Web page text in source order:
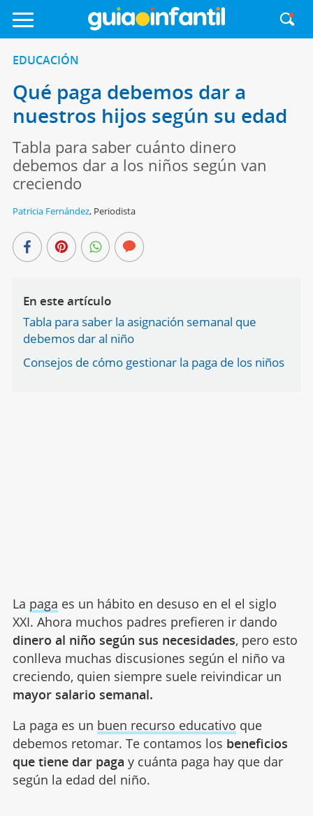
EDUCACIÓN
Qué paga debemos dar a
nuestros hijos según su edad
Tabla para saber cuánto dinero
debemos dar a los niños según van
creciendo
Patricia Fernández, Periodista
En este artículo
Tabla para saber la asignación semanal que
debemos dar al niño
Consejos de cómo gestionar la paga de los niños
La paga es un hábito en desuso en el el siglo
XXI. Ahora muchos padres prefieren ir dando
dinero al niño según sus necesidades, pero esto
conlleva muchas discusiones según el niño va
creciendo, quien siempre suele reivindicar un
mayor salario semanal.
La paga es un buen recurso educativo que
debemos retomar. Te contamos los beneficios
que tiene dar paga y cuánta paga hay que dar
según la edad del niño.